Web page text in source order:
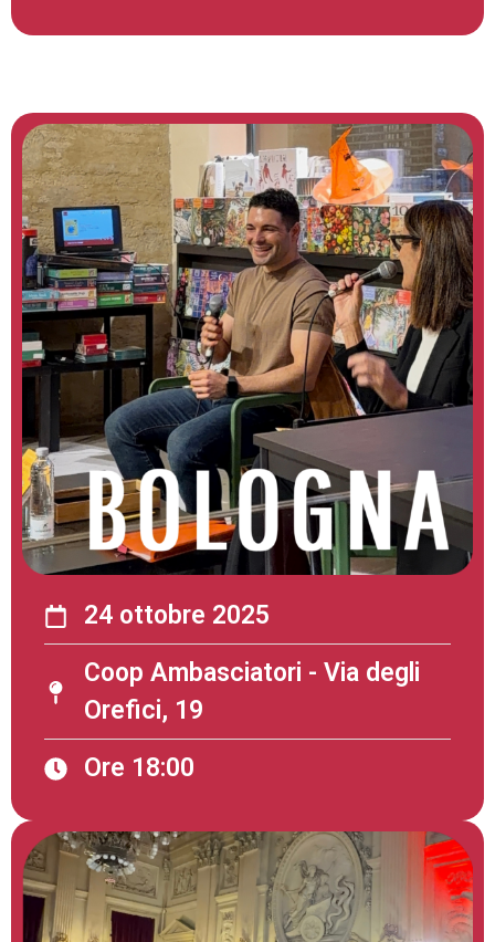
24 ottobre 2025
Coop Ambasciatori - Via degli
Orefici, 19
Ore 18:00